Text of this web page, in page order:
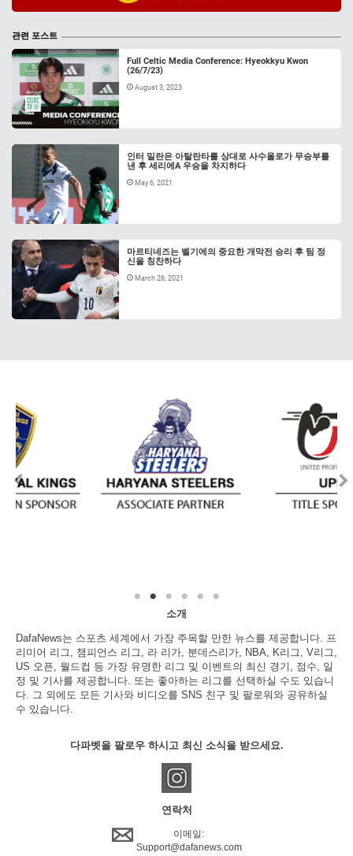
관련 포스트
Full Celtic Media Conference: Hyeokkyu Kwon
(26/7/23)
August 3, 2023
인터 밀란은 아탈란타를 상대로 사수올로가 무승부를
낸 후 세리에A 우승을 차지하다
May 6, 2021
마르티네즈는 벨기에의 중요한 개막전 승리 후 팀 정
신을 칭찬하다
March 26, 2021
소개
DafaNews는 스포츠 세계에서 가장 주목할 만한 뉴스를 제공합니다. 프
리미어 리그, 챔피언스 리그, 라 리가, 분데스리가, NBA, K리그, V리그,
US 오픈, 월드컵 등 가장 유명한 리그 및 이벤트의 최신 경기, 점수, 일
정 및 기사를 제공합니다. 또는 좋아하는 리그를 선택하실 수도 있습니
다. 그 외에도 모든 기사와 비디오를 SNS 친구 및 팔로워와 공유하실
수 있습니다.
다파벳을 팔로우 하시고 최신 소식을 받으세요.
연락처
이메일:
Support@dafanews.com